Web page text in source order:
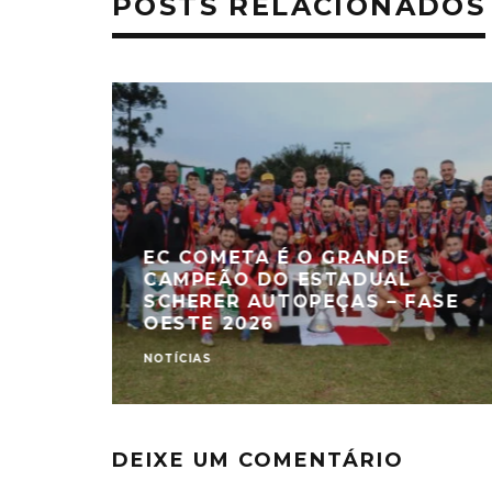
EC COMETA É O GRANDE
CAMPEÃO DO ESTADUAL
SCHERER AUTOPEÇAS – FASE
OESTE 2026
NOTÍCIAS
DEIXE UM COMENTÁRIO